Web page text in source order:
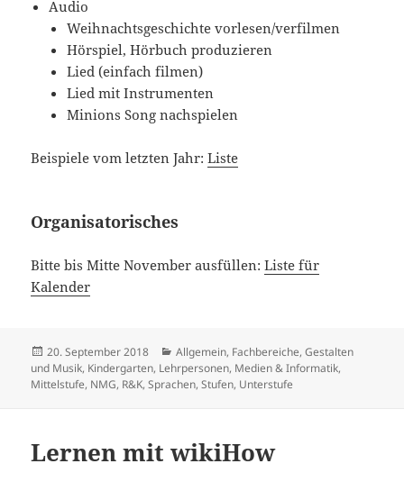
Audio
Weihnachtsgeschichte vorlesen/verfilmen
Hörspiel, Hörbuch produzieren
Lied (einfach filmen)
Lied mit Instrumenten
Minions Song nachspielen
Beispiele vom letzten Jahr:Liste
Organisatorisches
Bitte bis Mitte November ausfüllen:Liste für
Kalender
Veröffentlicht
am
20. September 2018 Kategorien
Allgemein, Fachbereiche,Gestalten
und Musik, Kindergarten, Lehrpersonen, Medien & Informatik,
Mittelstufe, NMG, R&K,Sprachen,Stufen, Unterstufe
Lernen mit wikiHow